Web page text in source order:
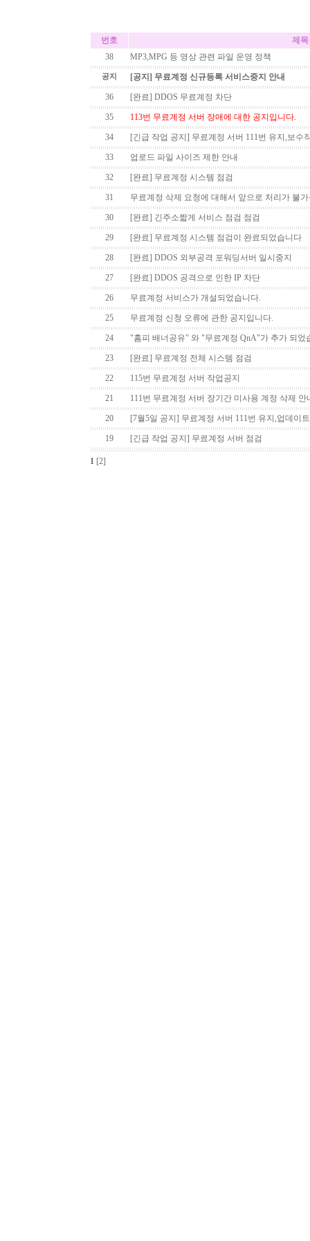
번호
제목
38
MP3,MPG 등 영상 관련 파일 운영 정책
공지 [공지] 무료계정 신규등록 서비스중지 안내
36 [완료] DDOS 무료계정 차단
35 113번 무료계정 서버 장애에 대한 공지입니다.
34 [긴급 작업 공지] 무료계정 서버 111번 유지,보수
33 업로드 파일 사이즈 제한 안내
32 [완료] 무료계정 시스템 점검
31 무료계정 삭제 요청에 대해서 앞으로 처리가 불
30 [완료] 긴주소짧게 서비스 점검 점검
29 [완료] 무료계정 시스템 점검이 완료되었습니다
28 [완료] DDOS 외부공격 포워딩서버 일시중지
27 [완료] DDOS 공격으로 인한 IP 차단
26 무료계정 서비스가 개설되었습니다.
25 무료계정 신청 오류에 관한 공지입니다.
24 "홈피 배너공유" 와 "무료계정 QnA"가 추가 되었
23 [완료] 무료계정 전체 시스템 점검
22 115번 무료계정 서버 작업공지
21 111번 무료계정 서버 장기간 미사용 계정 삭제 안
20 [7월5일 공지] 무료계정 서버 111번 유지,업데이
19 [긴급 작업 공지] 무료계정 서버 점검
1 [2]